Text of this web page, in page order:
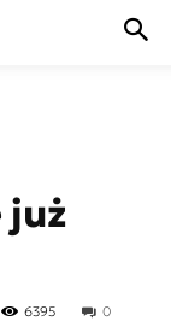
już
0
6395